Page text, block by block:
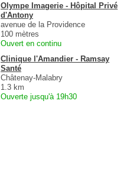
Olympe Imagerie - Hôpital Privé
d'Antony
avenue de la Providence
100 mètres
Ouvert en continu
Clinique l'Amandier - Ramsay
Santé
Châtenay-Malabry
1.3 km
Ouverte jusqu'à 19h30